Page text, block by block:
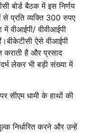
बोर्ड बैठक में इस निर्णय
से प्रति व्यक्ति 300 रुपए
में वीआईपी/ वीवीआईपी
ऐसे वीआईपी
कराती है और प्रसाद
लेकर भी बड़ी संख्या में
सीएम धामी के हाथों की
निर्धारित करने और उन्हें